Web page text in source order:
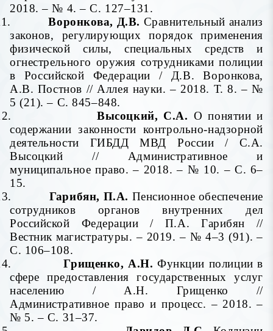
2018. – № 4. – С. 127–131.
Воронкова, Д.В. Сравнительный анализ
законов, регулирующих порядок применения
физической силы, специальных средств и
огнестрельного оружия сотрудниками полиции
в Российской Федерации / Д.В. Воронкова,
А.В. Постнов // Аллея науки. – 2018. Т. 8. – №
5 (21). – С. 845–848.
Высоцкий, С.А. О понятии и
содержании законности контрольно-надзорной
деятельности ГИБДД МВД России / С.А.
Высоцкий // Административное и
муниципальное право. – 2018. – № 10. – С. 6–
15.
Гарибян, П.А. Пенсионное обеспечение
сотрудников органов внутренних дел
Российской Федерации
/ П.А. Гарибян //
Вестник магистратуры. – 2019. – № 4–3 (91). –
С. 106–108.
Грищенко, А.Н. Функции полиции в
сфере предоставления государственных услуг
населению / А.Н. Грищенко //
Административное право и процесс. – 2018. –
№ 5. – С. 31–37.